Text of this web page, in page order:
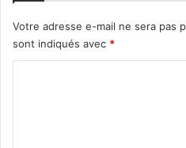
Votre adresse e-mail ne sera pas
sont indiqués avec *